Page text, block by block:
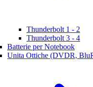
Thunderbolt 1 - 2
Thunderbolt 3 - 4
Batterie per Notebook
Unita Ottiche (DVDR,